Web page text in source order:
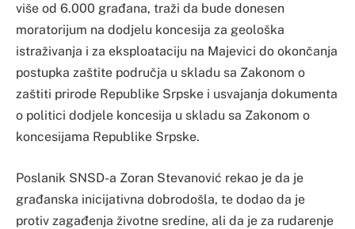
više od 6.000 građana, traži da bude donesen
moratorijum na dodjelu koncesija za geološka
istraživanja i za eksploataciju na Majevici do okončanja
postupka zaštite područja u skladu sa Zakonom o
zaštiti prirode Republike Srpske i usvajanja dokumenta
o politici dodjele koncesija u skladu sa Zakonom o
koncesijama Republike Srpske.
Poslanik SNSD-a Zoran Stevanović rekao je da je
građanska inicijativna dobrodošla, te dodao da je
protiv zagađenja životne sredine, ali da je za rudarenje